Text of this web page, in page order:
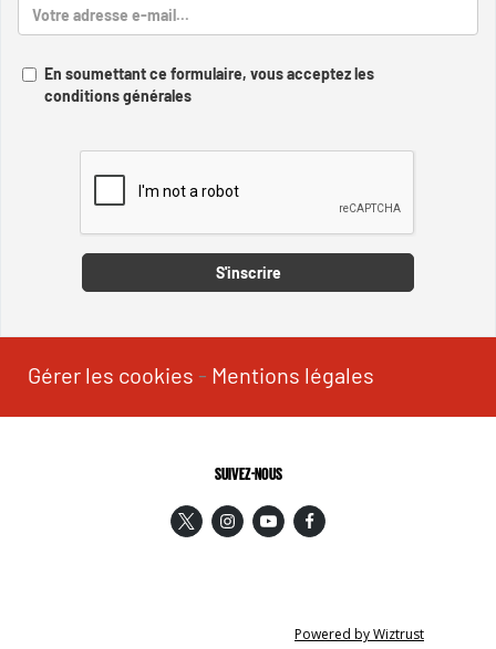
En soumettant ce formulaire, vous acceptez les
conditions générales
S'inscrire
Gérer les cookies - Mentions légales
SUIVEZ-NOUS
Powered by Wiztrust